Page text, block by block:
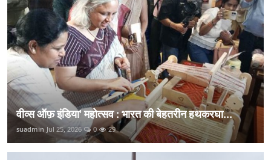
वीव्स ऑफ़ इंडिया' महोत्सव : भारत की बेहतरीन हथकरघा...
suadmin Jul 25, 2026 0 29